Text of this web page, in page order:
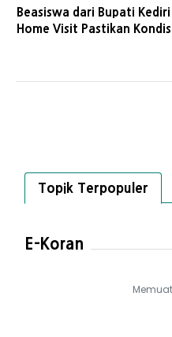
Beasiswa dari Bupati
Home Visit Pastikan
Topik Terpopuler
E-Koran